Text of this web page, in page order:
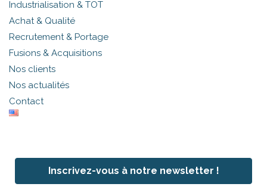
Industrialisation & TOT
Achat & Qualité
Recrutement & Portage
Fusions & Acquisitions
Nos clients
Nos actualités
Contact
Inscrivez-vous à notre newsletter !